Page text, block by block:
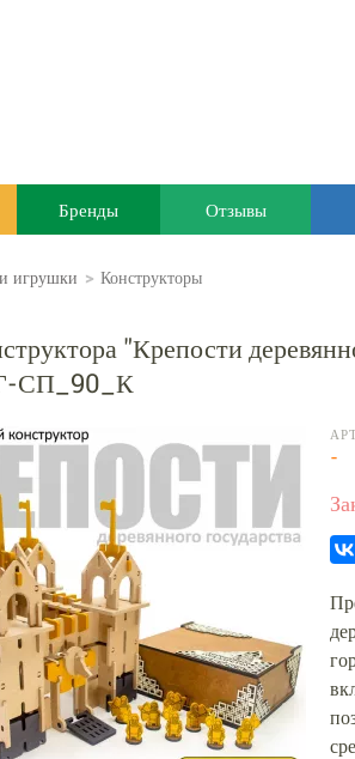
Бренды Отзывы
игрушки > Конструкторы
"Крепости
СП_90_К
-